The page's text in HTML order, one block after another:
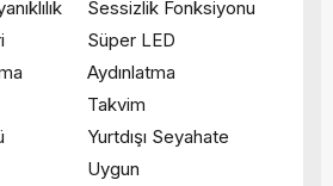
Sessizlik Fonksiyonu
Süper LED
Aydınlatma
Takvim
Yurtdışı Seyahate
Uygun